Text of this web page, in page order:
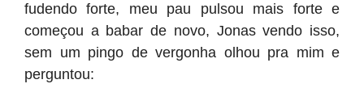
fudendo forte, meu pau pulsou mais forte e
começou a babar de novo, Jonas vendo isso,
sem um pingo de vergonha olhou pra mim e
perguntou: